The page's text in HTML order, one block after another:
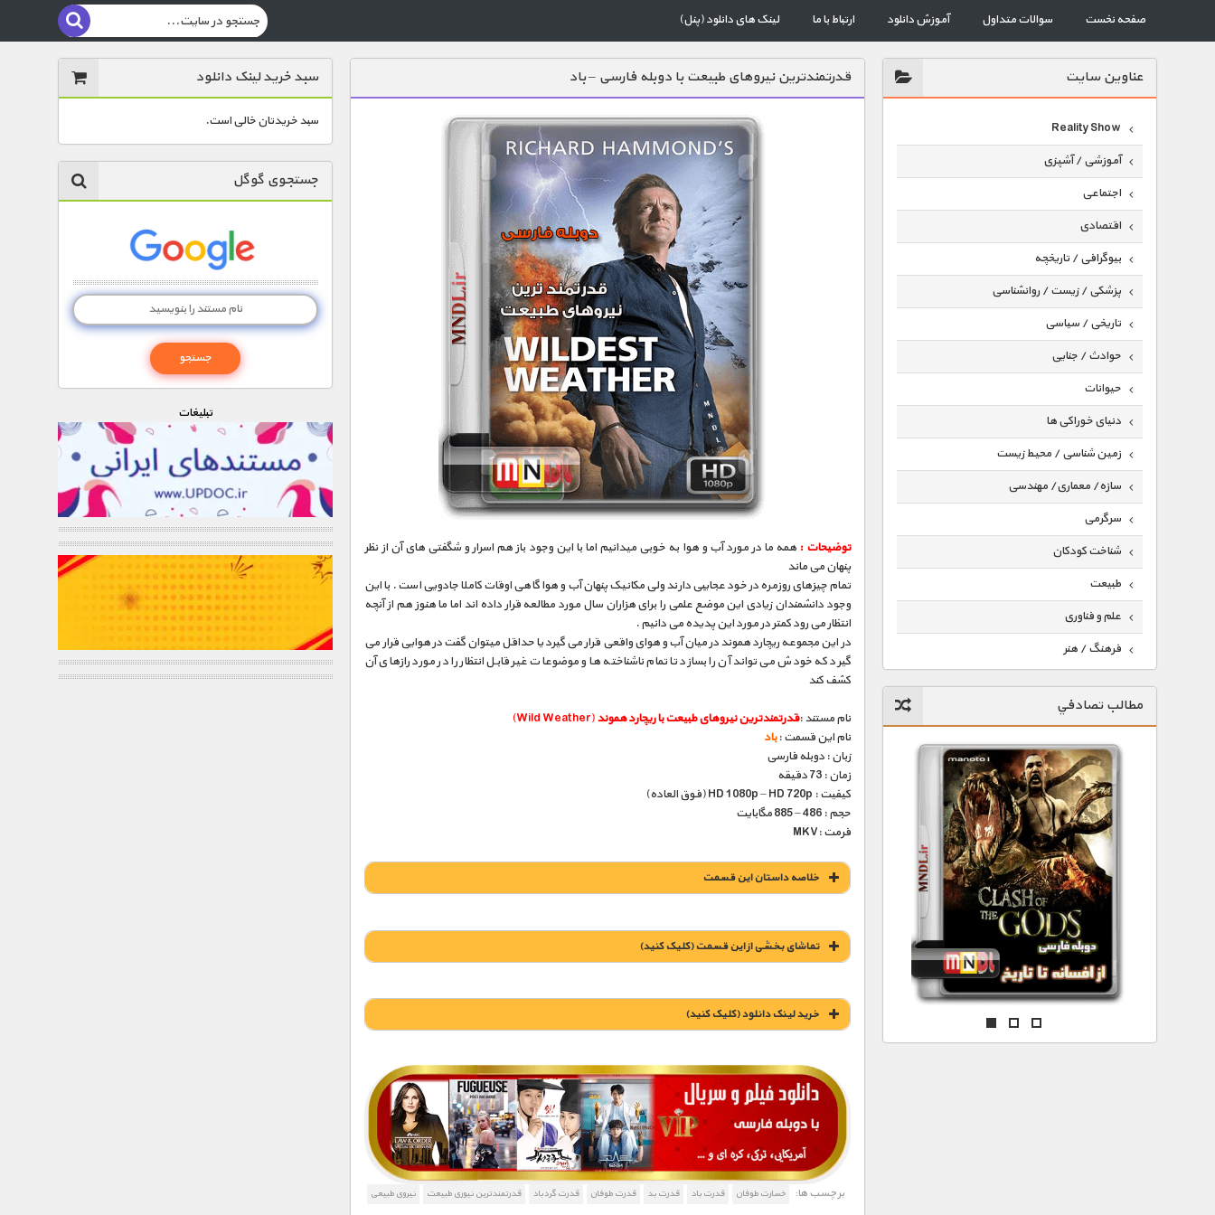
صفحه نخست سوالات متداول آموزش دانلود ارتباط با ما لینک های دانلود (پنل)
عناوين سايت
Reality Show
آموزشی / آشپزی
اجتماعی
اقتصادی
بیوگرافی / تاریخچه
پزشکی / زیست / روانشناسی
تاریخی / سیاسی
حوادث / جنایی
حیوانات
دنیای خوراکی ها
زمین شناسی / محیط زیست
سازه/ معماری/ مهندسی
سرگرمی
شناخت کودکان
طبیعت
علم و فناوری
فرهنگ / هنر
گردشگری
ماورایی
مسابقات / ورزشی
مستند های اختصاصی
مطالب تصادفي
قدرتمندترین نیروهای طبیعت با دوبله فارسی – باد
توضیحات : همه ما در مورد آب و هوا به خوبی میدانیم اما با این وجود باز هم اسرار و شگفتی های آن از نظر
پنهان می ماند
تمام چیزهای روزمره در خود عجایبی دارند ولی مکانیک پنهان آب و هوا گاهی اوقات کاملا جادویی است . با این
وجود دانشمندان زیادی این موضع علمی را برای هزاران سال مورد مطالعه قرار داده اند اما ما هنوز هم از آنچه
انتظار می رود کمتر در مورد این پدیده می دانیم .
در این مجموعه ریچارد هموند در میان آب و هوای واقعی قرار می گیرد یا حداقل میتوان گفت در هوایی قرار می
گیرد که خودش می تواند آن را بسازد تا تمام ناشناخته ها و موضوعات غیر قابل انتظار را در مورد رازهای آن
کشف کند
نام مستند :قدرتمندترین نیروهای طبیعت با ریچارد هموند(Wild Weather)
نام این قسمت :باد
زبان : دوبله فارسی
زمان : 73 دقیقه
کیفیت : HD 1080p – HD 720p (فوق العاده)
حجم : 486 – 885 مگابایت
فرمت :MKV
خلاصه داستان این قسمت
تماشای بخشی از این قسمت (کلیک کنید)
خريد لينک دانلود (کليک کنيد)
1900 تومان – خريد لينک دانلود (افزودن به سبد خريد)
برچسب ها: خسارت طوفان قدرت باد قدرت بد قدرت طوفان قدرت گردباد قدرتمندترین نیوری طبیعت نیروی طبیعی
سبد خرید لینک دانلود
سبد خریدتان خالی است.
جستجوی گوگل
تبليغات